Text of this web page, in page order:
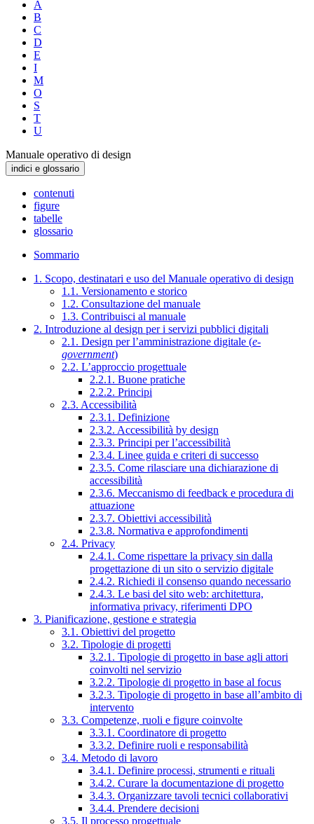
A
B
C
D
E
I
M
O
S
T
U
Manuale operativo di design
indici e glossario
contenuti
figure
tabelle
glossario
Sommario
1. Scopo, destinatari e uso del Manuale operativo di design
1.1. Versionamento e storico
1.2. Consultazione del manuale
1.3. Contribuisci al manuale
2. Introduzione al design per i servizi pubblici digitali
2.1. Design per l’amministrazione digitale (e-
government)
2.2. L’approccio progettuale
2.2.1. Buone pratiche
2.2.2. Principi
2.3. Accessibilità
2.3.1. Definizione
2.3.2. Accessibilità by design
2.3.3. Principi per l’accessibilità
2.3.4. Linee guida e criteri di successo
2.3.5. Come rilasciare una dichiarazione di
accessibilità
2.3.6. Meccanismo di feedback e procedura di
attuazione
2.3.7. Obiettivi accessibilità
2.3.8. Normativa e approfondimenti
2.4. Privacy
2.4.1. Come rispettare la privacy sin dalla
progettazione di un sito o servizio digitale
2.4.2. Richiedi il consenso quando necessario
2.4.3. Le basi del sito web: architettura,
informativa privacy, riferimenti DPO
3. Pianificazione, gestione e strategia
3.1. Obiettivi del progetto
3.2. Tipologie di progetti
3.2.1. Tipologie di progetto in base agli attori
coinvolti nel servizio
3.2.2. Tipologie di progetto in base al focus
3.2.3. Tipologie di progetto in base all’ambito di
intervento
3.3. Competenze, ruoli e figure coinvolte
3.3.1. Coordinatore di progetto
3.3.2. Definire ruoli e responsabilità
3.4. Metodo di lavoro
3.4.1. Definire processi, strumenti e rituali
3.4.2. Curare la documentazione di progetto
3.4.3. Organizzare tavoli tecnici collaborativi
3.4.4. Prendere decisioni
3.5. Il processo progettuale